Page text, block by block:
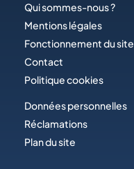
Qui sommes-nous ?
Mentions légales
Fonctionnement du site
Contact
Politique cookies
Données personnelles
Réclamations
Plan du site